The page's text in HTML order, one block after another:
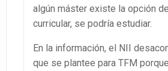
algún máster existe la opción
curricular, se podría estudiar.
En la información, el NII
que se plantee para TFM